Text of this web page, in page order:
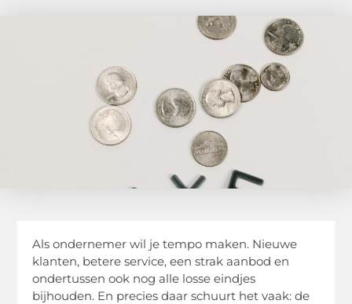
Als ondernemer wil je tempo maken. Nieuwe
klanten, betere service, een strak aanbod en
ondertussen ook nog alle losse eindjes
bijhouden. En precies daar schuurt het vaak: de